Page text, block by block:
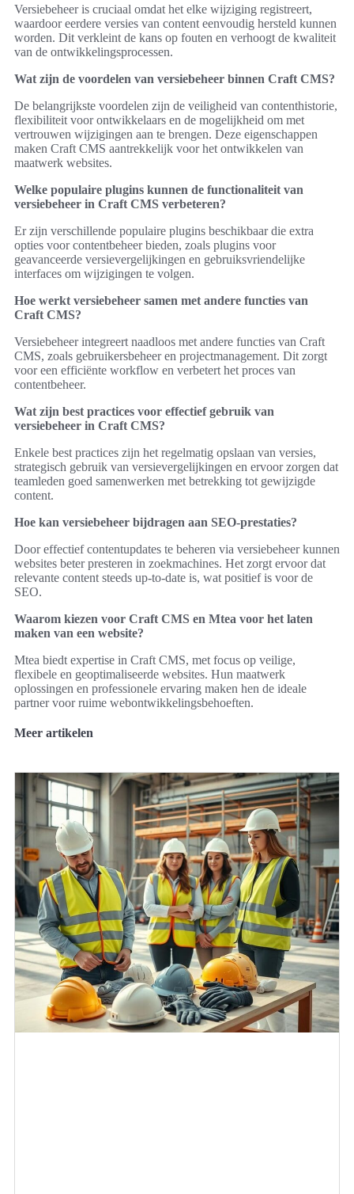
Versiebeheer is cruciaal omdat het elke wijziging registreert,
waardoor eerdere versies van content eenvoudig hersteld kunnen
worden. Dit verkleint de kans op fouten en verhoogt de kwaliteit
van de ontwikkelingsprocessen.
Wat zijn de voordelen van versiebeheer binnen Craft CMS?
De belangrijkste voordelen zijn de veiligheid van contenthistorie,
flexibiliteit voor ontwikkelaars en de mogelijkheid om met
vertrouwen wijzigingen aan te brengen. Deze eigenschappen
maken Craft CMS aantrekkelijk voor het ontwikkelen van
maatwerk websites.
Welke populaire plugins kunnen de functionaliteit van
versiebeheer in Craft CMS verbeteren?
Er zijn verschillende populaire plugins beschikbaar die extra
opties voor contentbeheer bieden, zoals plugins voor
geavanceerde versievergelijkingen en gebruiksvriendelijke
interfaces om wijzigingen te volgen.
Hoe werkt versiebeheer samen met andere functies van
Craft CMS?
Versiebeheer integreert naadloos met andere functies van Craft
CMS, zoals gebruikersbeheer en projectmanagement. Dit zorgt
voor een efficiënte workflow en verbetert het proces van
contentbeheer.
Wat zijn best practices voor effectief gebruik van
versiebeheer in Craft CMS?
Enkele best practices zijn het regelmatig opslaan van versies,
strategisch gebruik van versievergelijkingen en ervoor zorgen dat
teamleden goed samenwerken met betrekking tot gewijzigde
content.
Hoe kan versiebeheer bijdragen aan SEO-prestaties?
Door effectief contentupdates te beheren via versiebeheer kunnen
websites beter presteren in zoekmachines. Het zorgt ervoor dat
relevante content steeds up-to-date is, wat positief is voor de
SEO.
Waarom kiezen voor Craft CMS en Mtea voor het laten
maken van een website?
Mtea biedt expertise in Craft CMS, met focus op veilige,
flexibele en geoptimaliseerde websites. Hun maatwerk
oplossingen en professionele ervaring maken hen de ideale
partner voor ruime webontwikkelingsbehoeften.
Meer artikelen